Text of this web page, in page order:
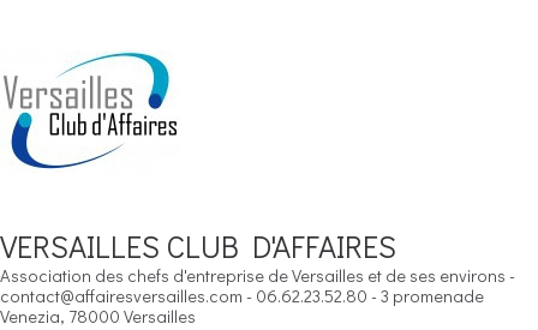
VERSAILLES CLUB D'AFFAIRES
Association des chefs d'entreprise de Versailles et de ses environs -
contact@affairesversailles.com - 06.62.23.52.80 - 3 promenade
Venezia, 78000 Versailles